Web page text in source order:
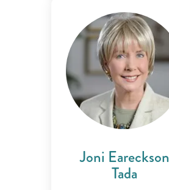
Joni Eareckson
Tada